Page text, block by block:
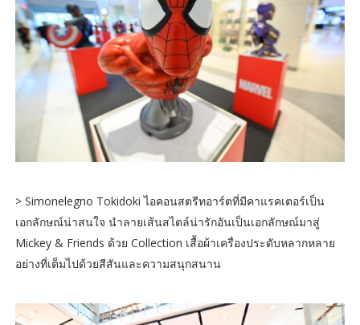
> Simonelegno Tokidoki ไอคอนสตรีทอาร์ตที่มีคาแรคเตอร์เป็น
เอกลักษณ์น่าสนใจ นำลายเส้นสไตล์น่ารักอันเป็นเอกลักษณ์มาสู่
Mickey & Friends ด้วย Collection เสื้อผ้าเครื่องประดับหลากหลาย
อย่างที่เต็มไปด้วยสีสันและความสนุกสนาน